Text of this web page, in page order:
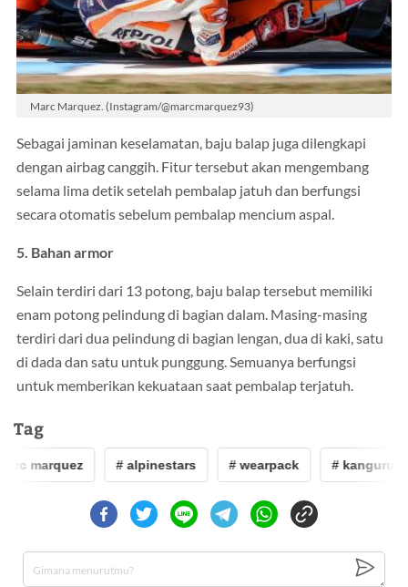
Marc Marquez. (Instagram/@marcmarquez93)
Sebagai jaminan keselamatan, baju balap juga dilengkapi
dengan airbag canggih. Fitur tersebut akan mengembang
selama lima detik setelah pembalap jatuh dan berfungsi
secara otomatis sebelum pembalap mencium aspal.
5. Bahan armor
Selain terdiri dari 13 potong, baju balap tersebut memiliki
enam potong pelindung di bagian dalam. Masing-masing
terdiri dari dua pelindung di bagian lengan, dua di kaki, satu
di dada dan satu untuk punggung. Semuanya berfungsi
untuk memberikan kekuataan saat pembalap terjatuh.
Tag
marquez # alpinestars # wearpack # kanguru